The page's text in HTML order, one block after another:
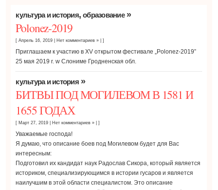
культура и история,образование»
Polonez-2019
[ Апрель 16, 2019|Нет комментариев » | ]
Приглашаем к участию в XV открытом фестивале „Polonez-2019”
25 мая 2019 r. w Слониме Гродненская обл.
культура и история»
БИТВЫ ПОД МОГИЛЕВОМ В 1581 И
1655 ГОДАХ
[ Март 27, 2019|Нет комментариев » | ]
Уважаемые господа!
Я думаю, что описание боев под Могилевом будет для Вас
интересным:
Подготовил их кандидат наук Радослав Сикора, который является
историком, специализирующимся в истории гусаров и является
наилучшим в этой области специалистом. Это описание